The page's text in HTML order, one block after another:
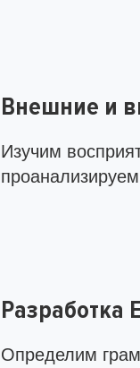
Внешние и
Изучим
Разработка
Определим